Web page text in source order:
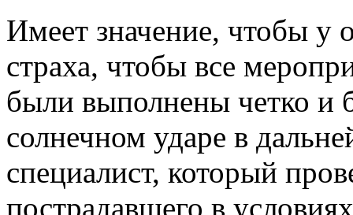
Имеет значение, чтобы
страха, чтобы все
были выполнены четко и
солнечном ударе в
специалист, который
пострадавшего в